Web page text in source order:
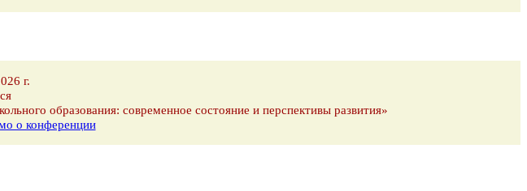
г.
образования: современное состояние и перспективы развития»
о конференции